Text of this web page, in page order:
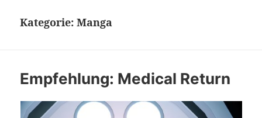
Kategorie:Manga
Empfehlung: Medical Return